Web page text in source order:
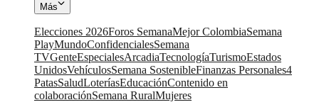
Más
Elecciones 2026Foros SemanaMejor ColombiaSemana
PlayMundoConfidencialesSemana
TVGenteEspecialesArcadiaTecnologíaTurismoEstados
UnidosVehículosSemana SostenibleFinanzas Personales4
PatasSaludLoteríasEducaciónContenido en
colaboraciónSemana RuralMujeres